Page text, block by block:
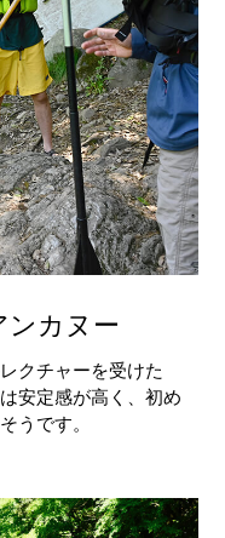
ンカヌー
クチャーを受けた
安定感が高く、初め
うです。